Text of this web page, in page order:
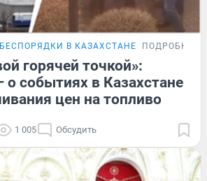
БЕСПОРЯДКИ В КАЗАХСТАНЕ
горячей точкой»:
о событиях в Казахстане
цен на топливо
1 005 Обсудить